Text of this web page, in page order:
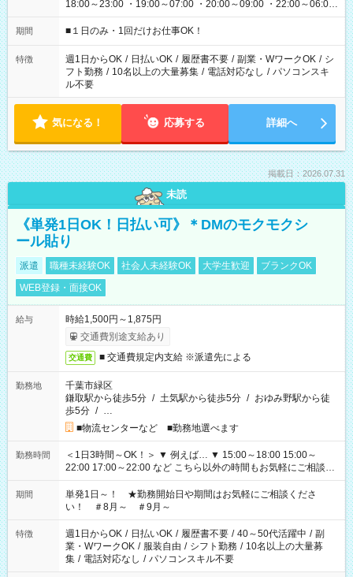
18:00～23:00 ・19:00～07:00 ・20:00～09:00 ・22:00～06:00
etc ★最短で3時間で5,120円のお仕事から 15時間で2万円近く稼
げるお仕事も！ ご希望のお時間に合わせてご紹介！ ※シフトは
ください！
期間 ■１日のみ・1回だけお仕事OK！
特徴 週1日からOK / 日払いOK / 履歴書不要 / 副業・WワークOK / シ
フト勤務 / 10名以上の大量募集 / 電話対応なし / パソコンスキ
ル不要
気になる！ 応募する 詳細へ
掲載日：2026.07.31
未読
《単発1日OK！日払い可》＊DMのモクモクシ
ール貼り
派遣 職種未経験OK 社会人未経験OK 大学生歓迎
ブランクOK
WEB登録・面接OK
給与
時給1,500円～1,875円
交通費別途支給あり
交通費 ■ 交通費規定内支給 ※派遣先による
勤務地
千葉市緑区
鎌取駅から徒歩5分 / 土気駅から徒歩5分 / おゆみ野駅から徒
歩5分 / …
■物流センターなど ■勤務地選べます
勤務時間
＜1日3時間～OK！＞ ▼ 例えば… ▼ 15:00～18:00 15:00～
22:00 17:00～22:00 など こちら以外の時間もお気軽にご相談く
ださい！
期間
単発1日～！ ★勤務開始日や期間はお気軽にご相談くださ
い！ ＃8月～ ＃9月～
特徴 週1日からOK / 日払いOK / 履歴書不要 / 40～50代活躍中 / 副
業・WワークOK / 服装自由 / シフト勤務 / 10名以上の大量募
集 / 電話対応なし / パソコンスキル不要